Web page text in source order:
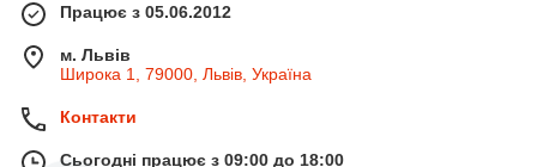
Працює з 05.06.2012
м. Львів
Широка 1, 79000, Львів, Україна
Контакти
Сьогодні працює з 09:00 до 18:00